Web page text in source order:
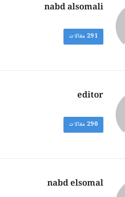
nabd alsomali
291 مقالات
editor
290 مقالات
nabd elsomal